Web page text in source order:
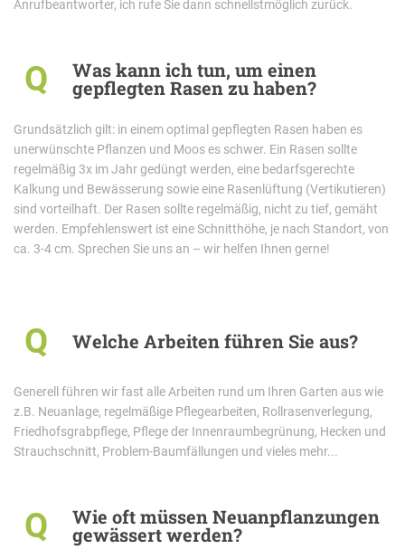
Anrufbeantworter, ich rufe Sie dann schnellstmöglich zurück.
Q Was kann ich tun, um einen
gepflegten Rasen zu haben?
Grundsätzlich gilt: in einem optimal gepflegten Rasen haben es
unerwünschte Pflanzen und Moos es schwer. Ein Rasen sollte
regelmäßig 3x im Jahr gedüngt werden, eine bedarfsgerechte
Kalkung und Bewässerung sowie eine Rasenlüftung (Vertikutieren)
sind vorteilhaft. Der Rasen sollte regelmäßig, nicht zu tief, gemäht
werden. Empfehlenswert ist eine Schnitthöhe, je nach Standort, von
ca. 3-4 cm. Sprechen Sie uns an – wir helfen Ihnen gerne!
Q Welche Arbeiten führen Sie aus?
Generell führen wir fast alle Arbeiten rund um Ihren Garten aus wie
z.B. Neuanlage, regelmäßige Pflegearbeiten, Rollrasenverlegung,
Friedhofsgrabpflege, Pflege der Innenraumbegrünung, Hecken und
Strauchschnitt, Problem-Baumfällungen und vieles mehr...
Q Wie oft müssen Neuanpflanzungen
gewässert werden?